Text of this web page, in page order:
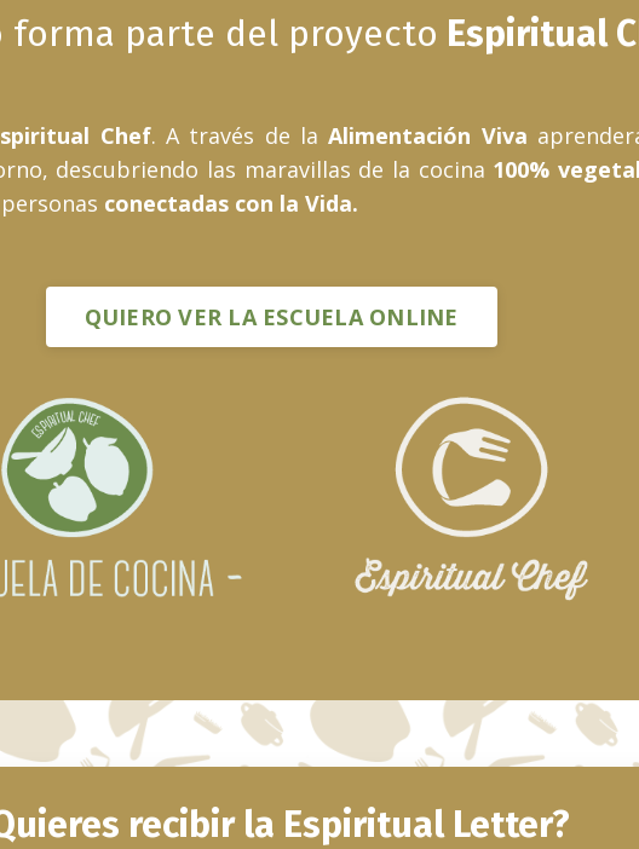
forma parte del proyecto Espiritual
Chef. A través de laAlimentación Viva
descubriendo las maravillas de la cocina 100% vegetal
conectadas con la Vida.
QUIERO VER LA ESCUELA ONLINE
recibir la Espiritual Letter?